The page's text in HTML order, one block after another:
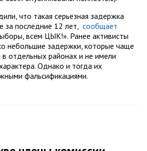
что такая серьезная задержка
за последние 12 лет, сообщает
всем ЦЫК!». Ранее активисты
небольшие задержки, которые чаще
в отдельных районах и не имели
Однако и тогда их
фальсификациями.